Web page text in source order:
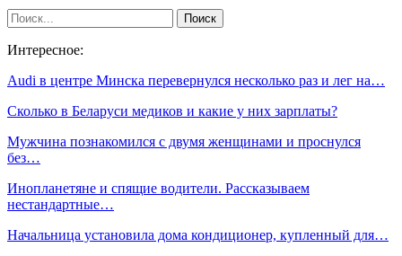
Интересное:
Audi в центре Минска перевернулся несколько раз и лег на…
Сколько в Беларуси медиков и какие у них зарплаты?
Мужчина познакомился с двумя женщинами и проснулся
без…
Инопланетяне и спящие водители. Рассказываем
нестандартные…
Начальница установила дома кондиционер, купленный для…